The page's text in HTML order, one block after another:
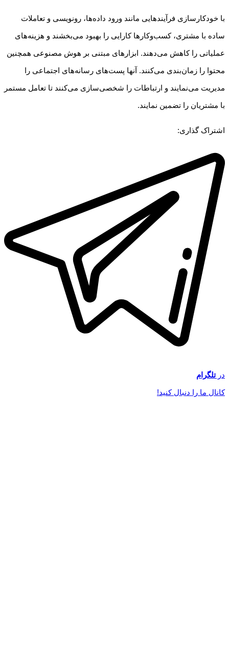
با خودکارسازی فرآیندهایی مانند ورود داده‌ها، رونویسی و تعاملات
ساده با مشتری، کسب‌وکارها کارایی را بهبود می‌بخشند و هزینه‌های
عملیاتی را کاهش می‌دهند. ابزارهای مبتنی بر هوش مصنوعی همچنین
محتوا را زمان‌بندی می‌کنند. آنها پست‌های رسانه‌های اجتماعی را
مدیریت می‌نمایند و ارتباطات را شخصی‌سازی می‌کنند تا تعامل مستمر
با مشتریان را تضمین نمایند.
اشتراک گذاری:
درتلگرام
کانال ما را دنبال کنید!